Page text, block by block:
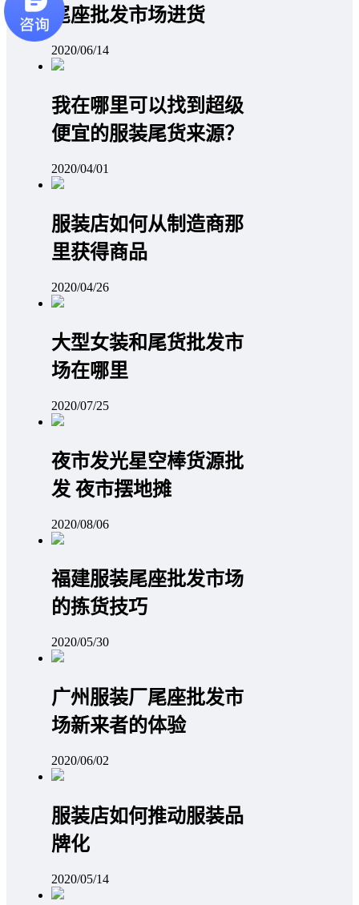
尾座批发市场进货
2020/06/14
我在哪里可以找到超级
便宜的服装尾货来源？
2020/04/01
服装店如何从制造商那
里获得商品
2020/04/26
大型女装和尾货批发市
场在哪里
2020/07/25
夜市发光星空棒货源批
发 夜市摆地摊
2020/08/06
福建服装尾座批发市场
的拣货技巧
2020/05/30
广州服装厂尾座批发市
场新来者的体验
2020/06/02
服装店如何推动服装品
牌化
2020/05/14